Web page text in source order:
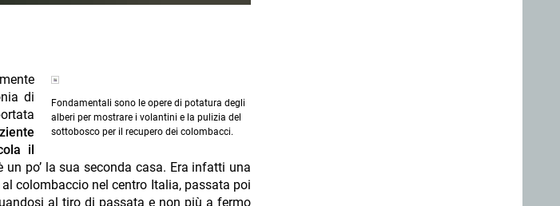
Fondamentali sono le opere di potatura degli
alberi per mostrare i volantini e la pulizia del
sottobosco per il recupero dei colombacci.
di
il
po’ la sua seconda casa. Era infatti una
colombaccio nel centro Italia, passata poi
al tiro di passata e non più a fermo